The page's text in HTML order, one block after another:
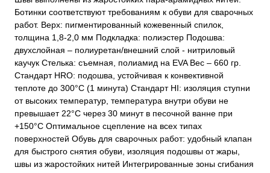
Ботинки соответствуют требованиям к обуви для сварочных
работ. Верх: пигментированный кожевенный спилок,
толщина 1,8-2,0 мм Подкладка: полиэстер Подошва:
двухслойная – полиуретан/внешний слой - нитриловый
каучук Стелька: съемная, полиамид на EVA Вес – 660 гр.
Стандарт HRO: подошва, устойчивая к конвективной
теплоте до 300°C (1 минута) Стандарт HI: изоляция ступни
от высоких температур, температура внутри обуви не
превышает 22°C через 30 минут в песочной ванне при
+150°C Оптимальное сцепление на всех типах
поверхностей Обувь для сварочных работ: удобный клапан
для быстрого снятия обуви, изоляция подошвы от жары,
швы из жаростойких нитей Интегрированные зоны сгибания